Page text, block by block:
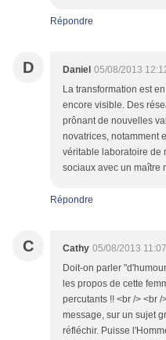
Répondre
D Daniel 05/08/2013
La transformation est
encore visible. Des
prônant de nouvelles
novatrices, notamment
véritable laboratoire de
sociaux avec un maître
Répondre
C Cathy 05/08/2013 11:07
Doit-on parler
les propos de cette
percutants !! <br /> <br
message, sur un sujet
réfléchir. Puisse